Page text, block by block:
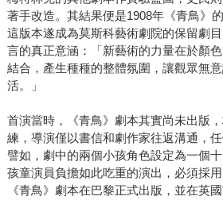
著手改造。其結果便是1908年《青鳥》
這版本遂成為莫斯科藝術劇院的保留劇
言的真正意涵：「新藝術的力量在於顏
結合，產生種種的整體氛圍，讓觀眾無
活。」
首演當時，《青鳥》劇本其實尚未出版
練，導演僅以書信和劇作家往返溝通，任
譬如，劇中的兩個小孩角色設定為一個
孩童演員負擔如此吃重的演出，必須採
《青鳥》劇本在巴黎正式出版，並在英